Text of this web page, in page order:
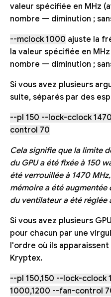
valeur spécifiée en MHz
nombre — diminution ;
--mclock 1000 ajuste la
la valeur spécifiée en
nombre — diminution ;
Si vous avez plusieurs
suite, séparés par des
--pl 150 --lock-cclock
control 70
Cela signifie que la limite
du GPU a été fixée à 150
été verrouillée à 1470
mémoire a été
du ventilateur a été réglée
Si vous avez plusieurs
pour chacun par une
l'ordre où ils
Kryptex.
--pl 150,150 --lock-cclock
1000,1200 --fan-control